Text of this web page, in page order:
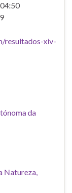
resultados-xiv-
da
Natureza,